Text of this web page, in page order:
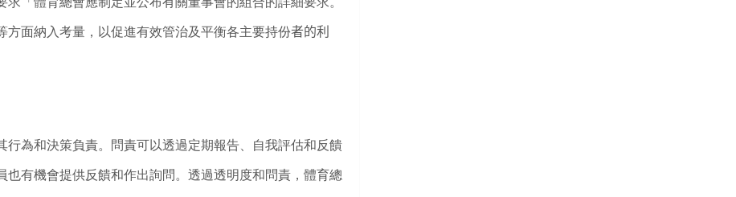
面納入考量，以促進有效管治及平衡各主要持份者的利
為和決策負責。問責可以透過定期報告、自我評估和反饋
有機會提供反饋和作出詢問。透過透明度和問責，體育總